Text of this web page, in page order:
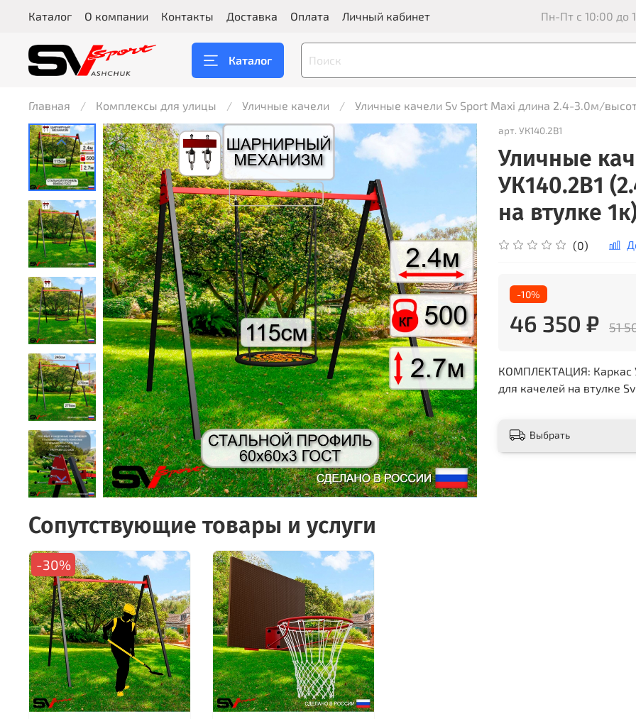
Каталог О компании Контакты Доставка Оплата Личный кабинет Пн-Пт с 10:00 до
Каталог
Главная Комплексы для улицы Уличные качели Уличные качели Sv Sport Maxi длина 2.4-3.0м/
арт. УК140.2В1
Уличные
УК140.2В1
на втулке
(0)
-10%
46 350 ₽ 51
КОМПЛЕКТАЦИЯ: Каркас
для качелей на втулке
Выбрать
Сопутствующие товары и услуги
-30%